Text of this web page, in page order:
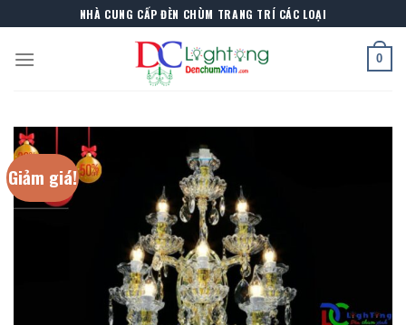
to
content
NHÀ CUNG CẤP ĐÈN CHÙM TRANG TRÍ CÁC LOẠI
0
Giảm giá!